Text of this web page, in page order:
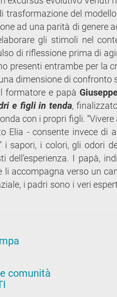
trasformazione del
ad una parità di genere
gli stimoli nel
di riflessione prima di
presenti entrambe per la
dimensione di confronto
formatore e papà
e figli in tenda,
con i propri figli.
Elia - consente invece di
i sapori, i colori, gli odori
dell’esperienza. I papà,
li accompagna verso un
i padri sono i veri
comunità